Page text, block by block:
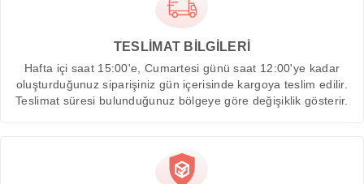
TESLİMAT BİLGİLERİ
Hafta içi saat 15:00'e, Cumartesi günü saat 12:00'ye kadar
oluşturduğunuz siparişiniz gün içerisinde kargoya teslim edilir.
Teslimat süresi bulunduğunuz bölgeye göre değişiklik gösterir.